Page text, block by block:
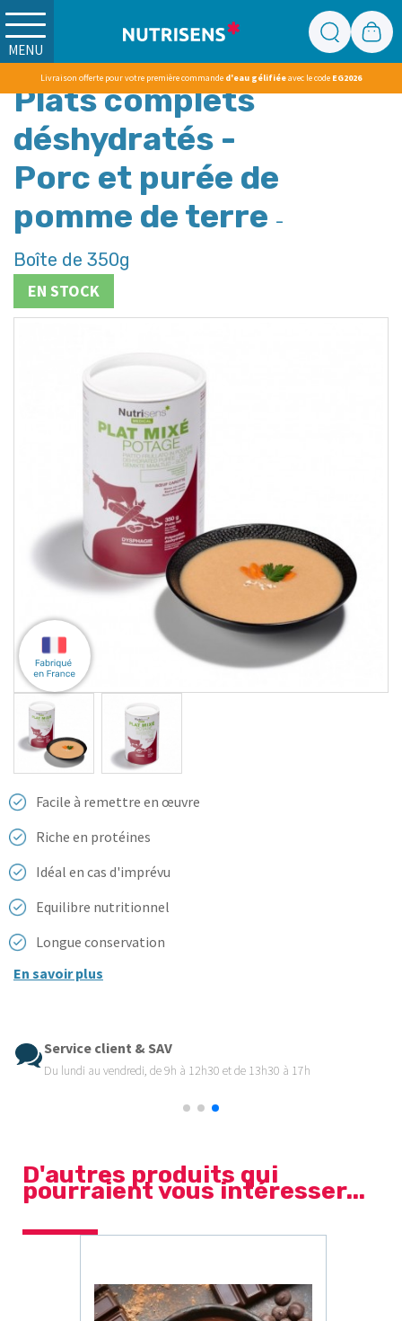
Livraison offerte pour votre première commande d'eau gélifiéeavec le code EG2026
MENU
Facile à remettre en œuvre
Riche en protéines
Idéal en cas d'imprévu
Equilibre nutritionnel
Longue conservation
En savoir plus
Plats complets
déshydratés -
Porc et purée de
pomme de terre -
Boîte de 350g
EN STOCK
Service client & SAV
Du lundi au vendredi, de 9h à 12h30 et de 13h30 à 17h
D'autres produits qui
pourraient vous intéresser...